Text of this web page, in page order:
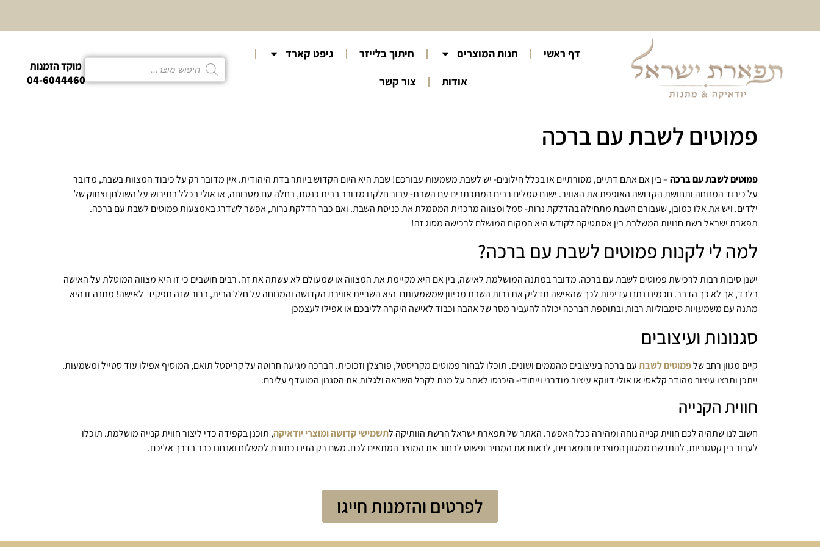
10% הנחה על כל קטגוריית
כיסוי לטלית ולתפילין דף ראשי חנות המוצרים חיתוך בלייזר
גיפט קארד
אודות
צור קשר
מוקד הזמנות
04-6044460
פמוטים לשבת עם ברכה
פמוטים לשבת עם ברכה– בין אם אתם דתיים, מסורתיים או בכלל חילונים- יש לשבת משמעות עבורכם! שבת היא היום הקדוש ביותר בדת היהודית. אין מדובר רק על כיבוד המצוות בשבת, מדובר
על כיבוד המנוחה ותחושת הקדושה האופפת את האוויר. ישנם סמלים רבים המתכתבים עם השבת- עבור חלקנו מדובר בבית כנסת, בחלה עם מטבוחה, או אולי בכלל בתירוש על השולחן וצחוק של
ילדים. ויש את אלו כמובן, שעבורם השבת מתחילה בהדלקת נרות- סמל ומצווה מרכזית המסמלת את כניסת השבת. ואם כבר הדלקת נרות, אפשר לשדרג באמצעות פמוטים לשבת עם ברכה.
תפארת ישראל רשת חנויות המשלבת בין אסתטיקה לקודש היא המקום המושלם לרכישה מסוג זה!
למה לי לקנות פמוטים לשבת עם ברכה?
ישנן סיבות רבות לרכישת פמוטים לשבת עם ברכה. מדובר במתנה המושלמת לאישה, בין אם היא מקיימת את המצווה או שמעולם לא עשתה את זה. רבים חושבים כי זו היא מצווה המוטלת על האישה
בלבד, אך לא כך הדבר. חכמינו נתנו עדיפות לכך שהאישה תדליק את נרות השבת מכיוון שמשמעותם היא השריית אווירת הקדושה והמנוחה על חלל הבית, ברור שזה תפקיד לאישה! מתנה זו היא
מתנה עם משמעויות סימבוליות רבות ובתוספת הברכה יכולה להעביר מסר של אהבה וכבוד לאישה היקרה לליבכם או אפילו לעצמכן
סגנונות ועיצובים
קיים מגוון רחב שלפמוטים לשבתעם ברכה בעיצובים מהממים ושונים. תוכלו לבחור פמוטים מקריסטל, פורצלן וזכוכית. הברכה מגיעה חרוטה על קריסטל תואם, המוסיף אפילו עוד סטייל ומשמעות.
ייתכן ותרצו עיצוב מהודר קלאסי או אולי דווקא עיצוב מודרני וייחודי- היכנסו לאתר על מנת לקבל השראה ולגלות את הסגנון המועדף עליכם.
חווית הקנייה
חשוב לנו שתהיה לכם חווית קנייה נוחה ומהירה ככל האפשר. האתר של תפארת ישראל הרשת הוותיקה לתשמישי קדושה ומוצרי יודאיקה, תוכנן בקפידה כדי ליצור חווית קנייה מושלמת. תוכלו
לעבור בין קטגוריות, להתרשם ממגוון המוצרים והמארזים, לראות את המחיר ופשוט לבחור את המוצר המתאים לכם. משם רק הזינו כתובת למשלוח ואנחנו כבר בדרך אליכם.
לפרטים והזמנות חייגו